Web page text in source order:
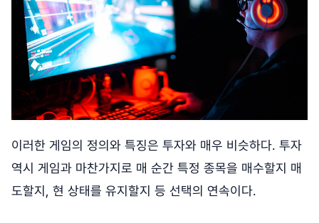
이러한 게임의 정의와 특징은 투자와 매우 비슷하다. 투자
역시 게임과 마찬가지로 매 순간 특정 종목을 매수할지 매
도할지, 현 상태를 유지할지 등 선택의 연속이다.